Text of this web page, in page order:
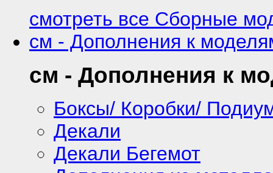
смотреть все Сборные
см - Дополнения к
см - Дополнения к
Боксы/ Коробки/
Декали
Декали Бегемот